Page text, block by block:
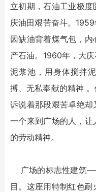
立初期，石油工业极
庆油田艰苦奋斗。
因缺油背着煤气包，
产石油。1960年，大
泥浆池，用身体搅拌
搏、无私奉献的精神
诉说着那段艰苦卓绝
一个来到广场的人，
的劳动精神。
广场的标志性建筑
目。这座用特制红色